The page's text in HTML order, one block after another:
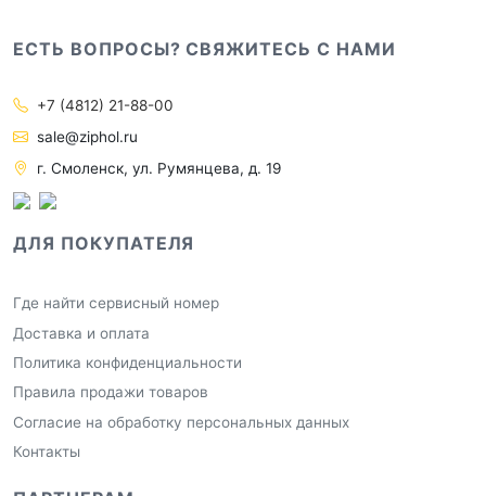
ЕСТЬ ВОПРОСЫ? СВЯЖИТЕСЬ С НАМИ
+7 (4812) 21-88-00
sale@ziphol.ru
г. Смоленск, ул. Румянцева, д. 19
ДЛЯ ПОКУПАТЕЛЯ
Где найти сервисный номер
Доставка и оплата
Политика конфиденциальности
Правила продажи товаров
Согласие на обработку персональных данных
Контакты